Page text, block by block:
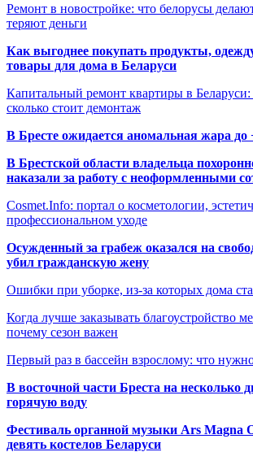
Ремонт в новостройке: что белорусы
теряют деньги
Как выгоднее покупать продукты,
товары для дома в Беларуси
Капитальный ремонт квартиры в Беларуси:
сколько стоит демонтаж
В Бресте ожидается аномальная жара до
В Брестской области владельца
наказали за работу с неоформленными
Cosmet.Info: портал о косметологии,
профессиональном уходе
Осужденный за грабеж оказался на
убил гражданскую жену
Ошибки при уборке, из-за которых дома
Когда лучше заказывать благоустройство
почему сезон важен
Первый раз в бассейн взрослому: что нужно
В восточной части Бреста на несколько
горячую воду
Фестиваль органной музыки Ars Magna
девять костелов Беларуси